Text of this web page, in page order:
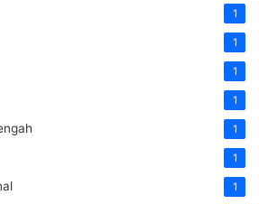
1
1
1
1
1
1
1